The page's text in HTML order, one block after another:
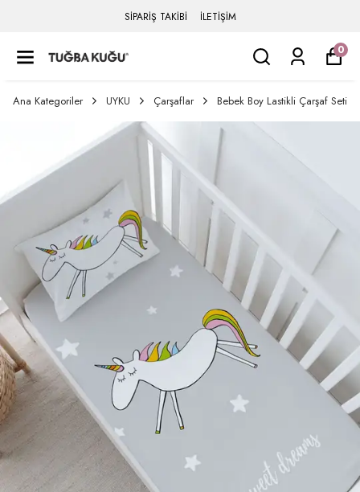
SİPARİŞ TAKİBİ İLETİŞİM
0
Ana Kategoriler UYKU Çarşaflar Bebek Boy Lastikli Çarşaf Seti